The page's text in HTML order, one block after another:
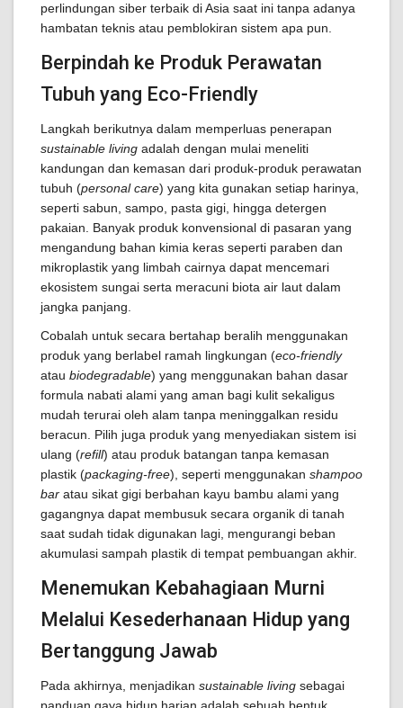
perlindungan siber terbaik di Asia saat ini tanpa adanya
hambatan teknis atau pemblokiran sistem apa pun.
Berpindah ke Produk Perawatan
Tubuh yang Eco-Friendly
Langkah berikutnya dalam memperluas penerapan
sustainable living adalah dengan mulai meneliti
kandungan dan kemasan dari produk-produk perawatan
tubuh (personal care) yang kita gunakan setiap harinya,
seperti sabun, sampo, pasta gigi, hingga detergen
pakaian. Banyak produk konvensional di pasaran yang
mengandung bahan kimia keras seperti paraben dan
mikroplastik yang limbah cairnya dapat mencemari
ekosistem sungai serta meracuni biota air laut dalam
jangka panjang.
Cobalah untuk secara bertahap beralih menggunakan
produk yang berlabel ramah lingkungan (eco-friendly
atau biodegradable) yang menggunakan bahan dasar
formula nabati alami yang aman bagi kulit sekaligus
mudah terurai oleh alam tanpa meninggalkan residu
beracun. Pilih juga produk yang menyediakan sistem isi
ulang (refill) atau produk batangan tanpa kemasan
plastik (packaging-free), seperti menggunakan shampoo
bar atau sikat gigi berbahan kayu bambu alami yang
gagangnya dapat membusuk secara organik di tanah
saat sudah tidak digunakan lagi, mengurangi beban
akumulasi sampah plastik di tempat pembuangan akhir.
Menemukan Kebahagiaan Murni
Melalui Kesederhanaan Hidup yang
Bertanggung Jawab
Pada akhirnya, menjadikan sustainable living sebagai